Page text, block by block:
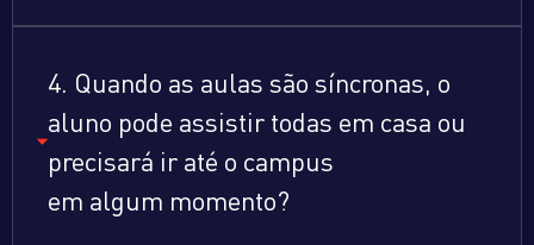
4. Quando as aulas são síncronas, o
aluno pode assistir todas em casa ou
precisará ir até o campus
em algum momento?